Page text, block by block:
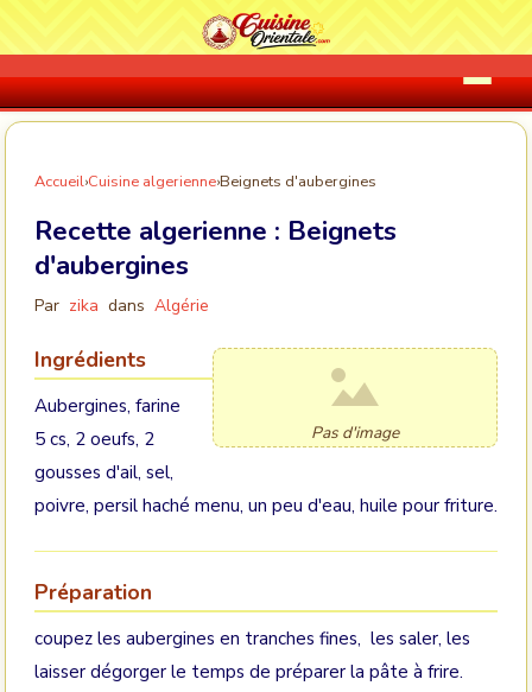
Accueil›Cuisine algerienne›Beignets d'aubergines
Recette algerienne : Beignets
d'aubergines
Par zika dans Algérie
Pas d'image
Ingrédients
Aubergines, farine
5 cs, 2 oeufs, 2
gousses d'ail, sel,
poivre, persil haché menu, un peu d'eau, huile pour friture.
Préparation
coupez les aubergines en tranches fines, les saler, les
laisser dégorger le temps de préparer la pâte à frire.